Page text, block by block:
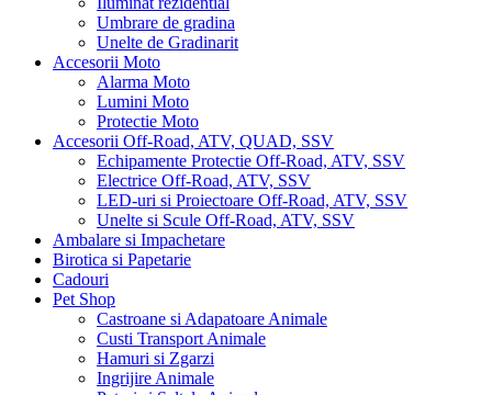
Umbrare de gradina
Unelte de Gradinarit
Accesorii Moto
Alarma Moto
Lumini Moto
Protectie Moto
Accesorii Off-Road, ATV, QUAD, SSV
Echipamente Protectie Off-Road, ATV, SSV
Electrice Off-Road, ATV, SSV
LED-uri si Proiectoare Off-Road, ATV, SSV
Unelte si Scule Off-Road, ATV, SSV
Ambalare si Impachetare
Birotica si Papetarie
Cadouri
Pet Shop
Castroane si Adapatoare Animale
Custi Transport Animale
Hamuri si Zgarzi
Ingrijire Animale